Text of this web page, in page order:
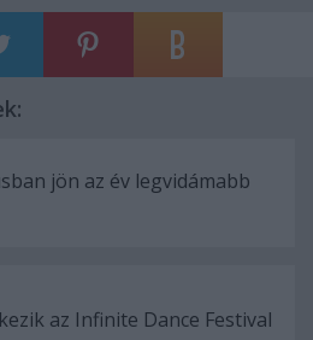
jön az év legvidámabb
az Infinite Dance Festival